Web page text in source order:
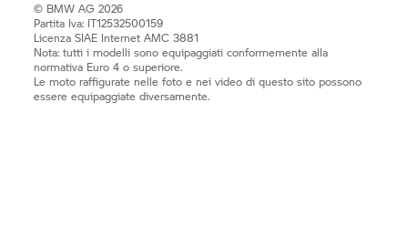
© BMW AG 2026
Partita Iva: IT12532500159
Licenza SIAE Internet AMC 3881
Nota: tutti i modelli sono equipaggiati conformemente alla
normativa Euro 4 o superiore.
Le moto raffigurate nelle foto e nei video di questo sito possono
essere equipaggiate diversamente.